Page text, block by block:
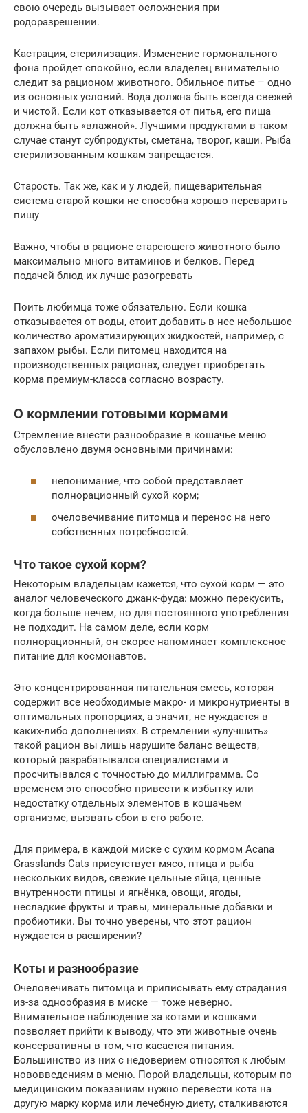
свою очередь вызывает осложнения при
родоразрешении.
Кастрация, стерилизация. Изменение гормонального
фона пройдет спокойно, если владелец внимательно
следит за рационом животного. Обильное питье – одно
из основных условий. Вода должна быть всегда свежей
и чистой. Если кот отказывается от питья, его пища
должна быть «влажной». Лучшими продуктами в таком
случае станут субпродукты, сметана, творог, каши. Рыба
стерилизованным кошкам запрещается.
Старость. Так же, как и у людей, пищеварительная
система старой кошки не способна хорошо переварить
пищу
Важно, чтобы в рационе стареющего животного было
максимально много витаминов и белков. Перед
подачей блюд их лучше разогревать
Поить любимца тоже обязательно. Если кошка
отказывается от воды, стоит добавить в нее небольшое
количество ароматизирующих жидкостей, например, с
запахом рыбы. Если питомец находится на
производственных рационах, следует приобретать
корма премиум-класса согласно возрасту.
О кормлении готовыми кормами
Стремление внести разнообразие в кошачье меню
обусловлено двумя основными причинами:
непонимание, что собой представляет
полнорационный сухой корм;
очеловечивание питомца и перенос на него
собственных потребностей.
Что такое сухой корм?
Некоторым владельцам кажется, что сухой корм — это
аналог человеческого джанк-фуда: можно перекусить,
когда больше нечем, но для постоянного употребления
не подходит. На самом деле, если корм
полнорационный, он скорее напоминает комплексное
питание для космонавтов.
Это концентрированная питательная смесь, которая
содержит все необходимые макро- и микронутриенты в
оптимальных пропорциях, а значит, не нуждается в
каких-либо дополнениях. В стремлении «улучшить»
такой рацион вы лишь нарушите баланс веществ,
который разрабатывался специалистами и
просчитывался с точностью до миллиграмма. Со
временем это способно привести к избытку или
недостатку отдельных элементов в кошачьем
организме, вызвать сбои в его работе.
Для примера, в каждой миске с сухим кормом Acana
Grasslands Cats присутствует мясо, птица и рыба
нескольких видов, свежие цельные яйца, ценные
внутренности птицы и ягнёнка, овощи, ягоды,
несладкие фрукты и травы, минеральные добавки и
пробиотики. Вы точно уверены, что этот рацион
нуждается в расширении?
Коты и разнообразие
Очеловечивать питомца и приписывать ему страдания
из-за однообразия в миске — тоже неверно.
Внимательное наблюдение за котами и кошками
позволяет прийти к выводу, что эти животные очень
консервативны в том, что касается питания.
Большинство из них с недоверием относятся к любым
нововведениям в меню. Порой владельцы, которым по
медицинским показаниям нужно перевести кота на
другую марку корма или лечебную диету, сталкиваются